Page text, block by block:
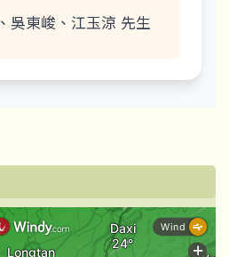
吳東峻、江玉涼 先生